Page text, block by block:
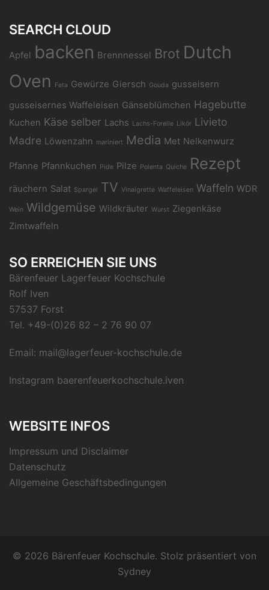
SEARCH CLOUD
Apfel backen Brennnessel Brot Dutch
Oven
Feta Gewürze Giersch Gouda gusseisern
gusseisernes Waffeleisen Gänseblümchen Hagebutte
Kuchen Käse selber Lachs Lachs-Forelle Likör Livieto
Madre Löwenzahn mariniert Media Met Nelkenwurz
Pfanne Pfannkuchen Pide Pilze Polenta Quiche Rezept
räuchern Salat Spargel TV Vinaigrette Waffeleisen Waffeln WDR
Wein Wildgemüse Wildkräuter Wurst Ziegenkäse
Zimtwaffeln
SO ERREICHEN SIE UNS
Bärenfeuer Lagerfeuer Kochschule
Rolf Iven
57537 Forst
Tel. +49-(0)26 82 – 2 76 90 07
Email: mail@lagerfeuer-kochschule.de
Instagram baerenfeuerkochschule.iven
WEBSITE INFOS
Impressum und Disclaimer
Datenschutz
Allgemeine Geschäftsbedingungen
© 2026 Bärenfeuer Kochschule. Stolz präsentiert von
Sydney